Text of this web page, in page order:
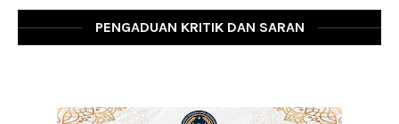
PENGADUAN KRITIK DAN SARAN